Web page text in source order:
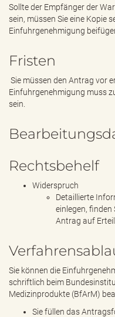
Sollte der Empfänger der
sein, müssen Sie eine Kopie
Einfuhrgenehmigung
Fristen
Sie müssen den Antrag vor
Einfuhrgenehmigung muss
sein.
Rechtsbehelf
Widerspruch
Detaillierte
einlegen, finden
Antrag auf
Sie können die
schriftlich beim
Medizinprodukte (BfArM)
Sie füllen das